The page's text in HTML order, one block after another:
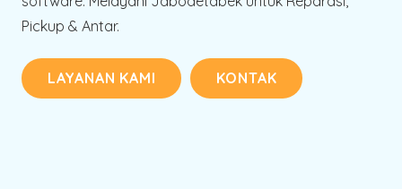
Pickup & Antar.
LAYANAN KAMI KONTAK